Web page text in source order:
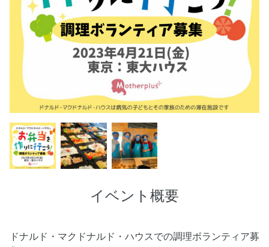
イベント概要
ドナルド・マクドナルド・ハウスでの調理ボランティア募